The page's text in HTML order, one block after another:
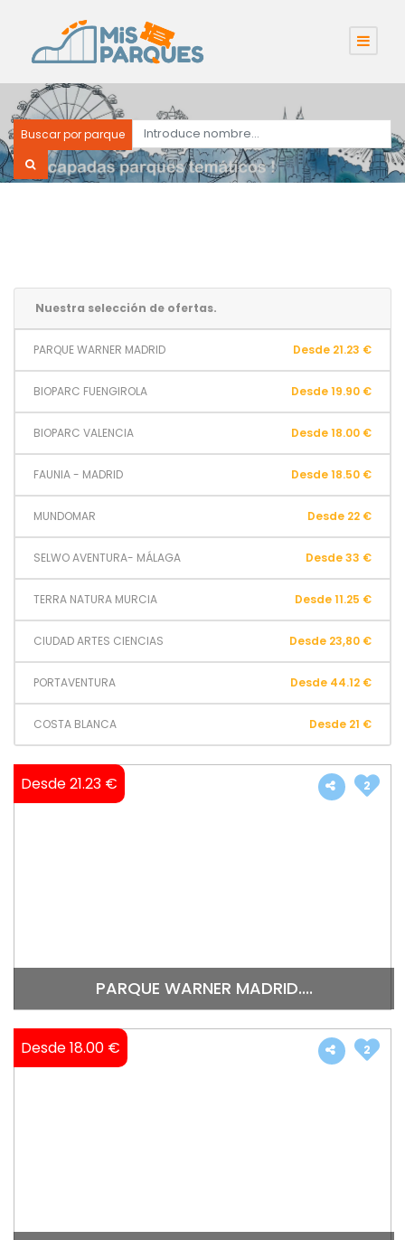
Buscar por parque
Nuestra selección de ofertas.
PARQUE WARNER MADRID Desde 21.23 €
BIOPARC FUENGIROLA Desde 19.90 €
BIOPARC VALENCIA Desde 18.00 €
FAUNIA - MADRID Desde 18.50 €
MUNDOMAR Desde 22 €
SELWO AVENTURA- MÁLAGA Desde 33 €
TERRA NATURA MURCIA Desde 11.25 €
CIUDAD ARTES CIENCIAS Desde 23,80 €
PORTAVENTURA Desde 44.12 €
COSTA BLANCA Desde 21 €
Desde 21.23 €
PARQUE WARNER MADRID....
2
Desde 18.00 € 2